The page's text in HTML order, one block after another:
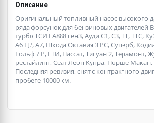
Описание
Оригинальный топливный насос высокого
ряда форсунок для бензиновых двигателей
турбо ТСИ ЕА888 ген3, Ауди С1, С3, ТТ, ТТС,
А6 Ц7, А7, Шкода Октавия 3 РС, Суперб,
Гольф 7 Р, ГТИ, Пассат, Тигуан 2, Терамонт,
рестайлинг, Сеат Леон Купра, Порше Макан.
Последняя ревизия, снят с контрактного
пробеге 10000 км.